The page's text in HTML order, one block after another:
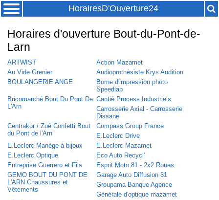
HorairesD'Ouverture24
Horaires d'ouverture Bout-du-Pont-de-
Larn
ARTWIST
Action Mazamet
Au Vide Grenier
Audioprothésiste Krys Audition
BOULANGERIE ANGE
Borne d'impression photo
Speedlab
Bricomarché Bout Du Pont De
L'Arn
Cantié Process Industriels
Carrosserie Axial - Carrosserie
Dissane
Centrakor / Zoé Confetti Bout
du Pont de l'Arn
Compass Group France
E.Leclerc Drive
E.Leclerc Manège à bijoux
E.Leclerc Mazamet
E.Leclerc Optique
Eco Auto Recycl'
Entreprise Guerrero et Fils
Esprit Moto 81 - 2x2 Roues
GEMO BOUT DU PONT DE
L'ARN Chaussures et
Vêtements
Garage Auto Diffusion 81
Groupama Banque Agence
Générale d'optique mazamet